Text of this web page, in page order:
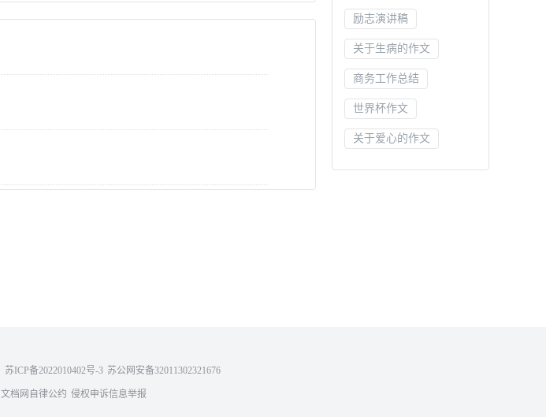
励志演讲稿
关于生病的作文
商务工作总结
世界杯作文
关于爱心的作文
农村农业工作计划
苏ICP备2022010402号-3 苏公网安备32011302321676
文档网自律公约 侵权申诉信息举报